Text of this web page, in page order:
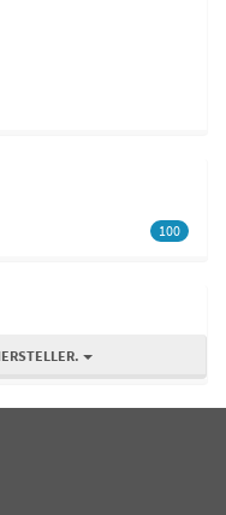
100